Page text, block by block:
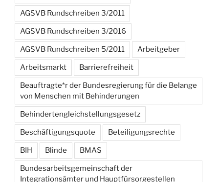
AGSVB Rundschreiben 3/2011
AGSVB Rundschreiben 3/2016
AGSVB Rundschreiben 5/2011 Arbeitgeber
Arbeitsmarkt Barrierefreiheit
Beauftragte*r der Bundesregierung für die Belange
von Menschen mit Behinderungen
Behindertengleichstellungsgesetz
Beschäftigungsquote Beteiligungsrechte
BIH Blinde BMAS
Bundesarbeitsgemeinschaft der
Integrationsämter und Hauptfürsorgestellen